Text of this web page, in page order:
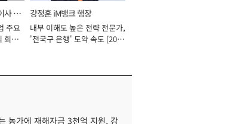
사 사
주요
회복
강정훈 iM뱅크 행장
내부 이해도 높은 전략 전문가,
'전국구 은행' 도약 속도 [2026
농가에 재해자금 3천억 지원, 강